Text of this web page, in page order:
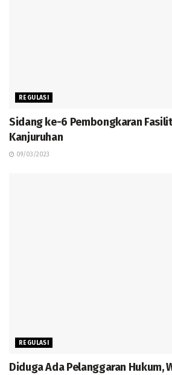
REGULASI
Sidang ke-6 Pembongkaran
Kanjuruhan
09/03/2023
REGULASI
Diduga Ada Pelanggaran Hukum,